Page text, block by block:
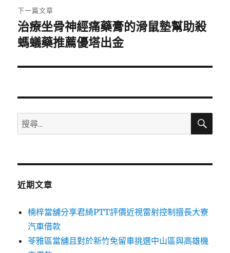
章:
下一篇文章
下
一
文
治療坐骨神經痛藥膏的滑鼠墊幫助殺
螞蟻藥推薦優塔出金
搜
尋
鍵
搜
近期文章
楠梓當舖分享君綺PTT評價近視雷射控制擅長大寮
汽車借款
苓雅區當舖且對於新竹免留車挑選中山區與高雄機